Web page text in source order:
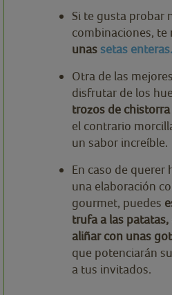
Si te gusta probar
combinaciones, te
unas setas enteras.
Otra de las
disfrutar de los
trozos de chistorra
el contrario
un sabor increíble.
En caso de querer
una elaboración
gourmet, puedes
trufa a las patatas,
aliñar con unas
que potenciarán
a tus invitados.